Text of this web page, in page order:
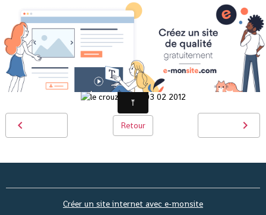
LE CROUZOULOUS 03 02 2012
Retour
Créer un site internet avec e-monsite